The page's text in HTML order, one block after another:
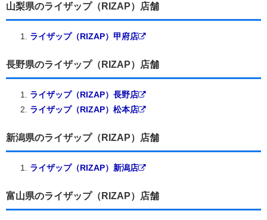
山梨県のライザップ（RIZAP）店舗
ライザップ（RIZAP）甲府店
長野県のライザップ（RIZAP）店舗
ライザップ（RIZAP）長野店
ライザップ（RIZAP）松本店
新潟県のライザップ（RIZAP）店舗
ライザップ（RIZAP）新潟店
富山県のライザップ（RIZAP）店舗